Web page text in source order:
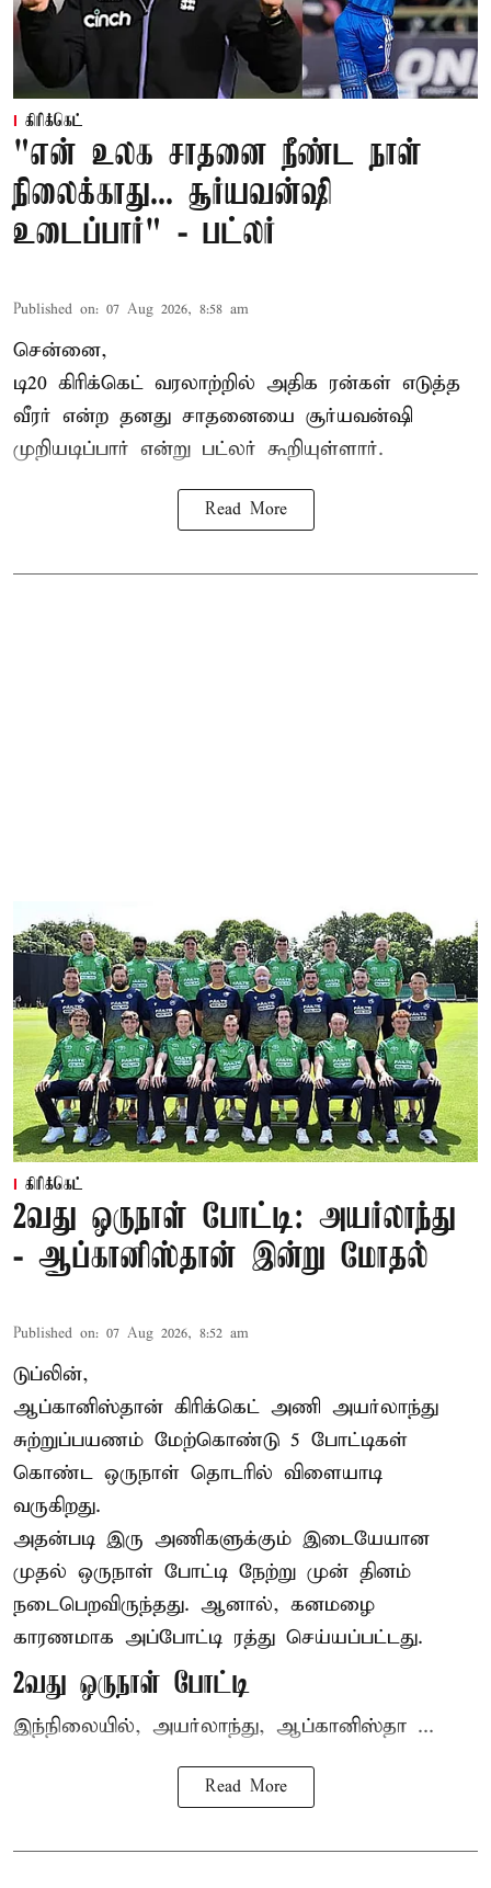
கிரிக்கெட்
"என் உலக சாதனை நீண்ட நாள்
நிலைக்காது... சூர்யவன்ஷி
உடைப்பார்" - பட்லர்
Published on: 07 Aug 2026, 8:58 am
சென்னை,
டி20 கிரிக்கெட் வரலாற்றில் அதிக ரன்கள் எடுத்த
வீரர் என்ற தனது சாதனையை சூர்யவன்ஷி
முறியடிப்பார் என்று பட்லர் கூறியுள்ளார்.
Read More
கிரிக்கெட்
2வது ஒருநாள் போட்டி: அயர்லாந்து
- ஆப்கானிஸ்தான் இன்று மோதல்
Published on: 07 Aug 2026, 8:52 am
டுப்லின்,
ஆப்கானிஸ்தான் கிரிக்கெட் அணி அயர்லாந்து
சுற்றுப்பயணம் மேற்கொண்டு 5 போட்டிகள்
கொண்ட ஒருநாள் தொடரில் விளையாடி
வருகிறது.
அதன்படி இரு அணிகளுக்கும் இடையேயான
முதல் ஒருநாள் போட்டி நேற்று முன் தினம்
நடைபெறவிருந்தது. ஆனால், கனமழை
காரணமாக அப்போட்டி ரத்து செய்யப்பட்டது.
2வது ஒருநாள் போட்டி
இந்நிலையில், அயர்லாந்து, ஆப்கானிஸ்தா ...
Read More